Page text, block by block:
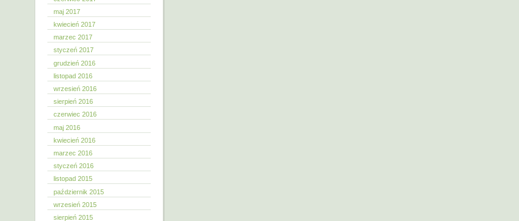
maj 2017
kwiecień 2017
marzec 2017
styczeń 2017
grudzień 2016
listopad 2016
wrzesień 2016
sierpień 2016
czerwiec 2016
maj 2016
kwiecień 2016
marzec 2016
styczeń 2016
listopad 2015
październik 2015
wrzesień 2015
sierpień 2015